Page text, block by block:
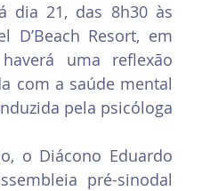
dia 21, das 8h30 às
D’Beach Resort, em
uma reflexão
com a saúde mental
pela psicóloga
o Diácono Eduardo
pré-sinodal